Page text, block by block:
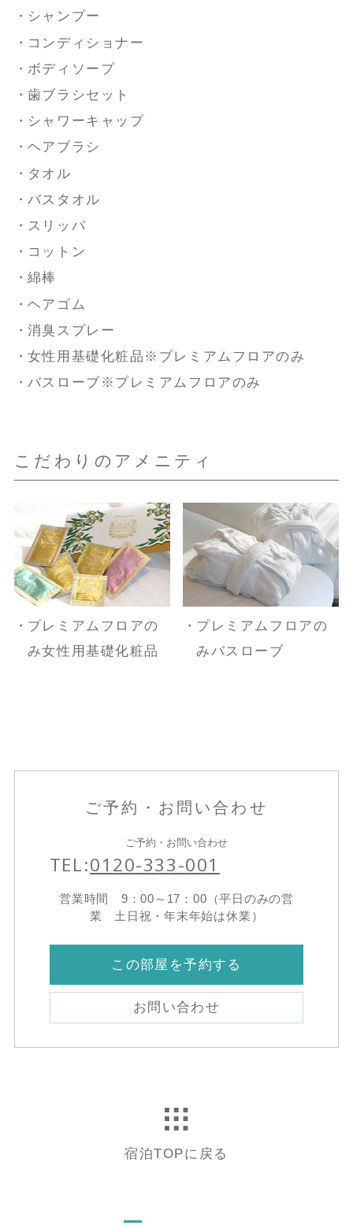
シャンプー
コンディショナー
ボディソープ
歯ブラシセット
シャワーキャップ
ヘアブラシ
タオル
バスタオル
スリッパ
コットン
綿棒
ヘアゴム
消臭スプレー
女性用基礎化粧品※プレミアムフロアのみ
バスローブ※プレミアムフロアのみ
こだわりのアメニティ
プレミアムフロアの
み女性用基礎化粧品
プレミアムフロアの
みバスローブ
ご予約・お問い合わせ
ご予約・お問い合わせ
TEL:0120-333-001
営業時間 9：00～17：00（平日のみの営
業 土日祝・年末年始は休業）
この部屋を予約する
お問い合わせ
宿泊TOPに戻る